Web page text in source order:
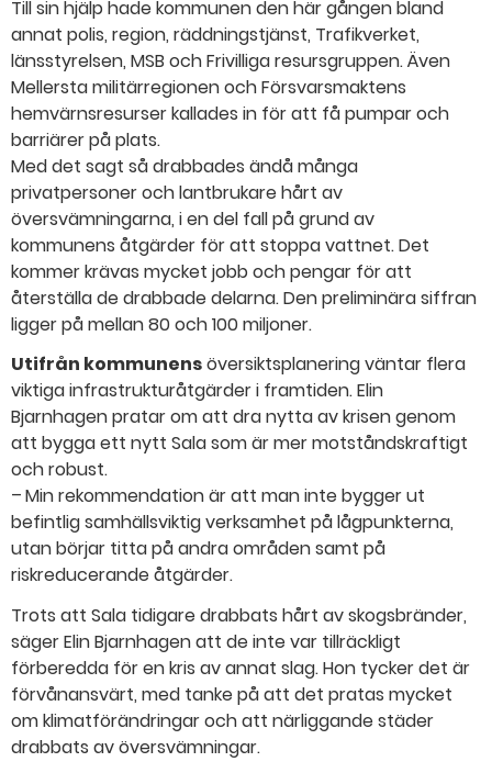
Till sin hjälp hade kommunen den här gången bland
annat polis, region, räddningstjänst, Trafikverket,
länsstyrelsen, MSB och Frivilliga resursgruppen. Även
Mellersta militärregionen och Försvarsmaktens
hemvärnsresurser kallades in för att få pumpar och
barriärer på plats.
Med det sagt så drabbades ändå många
privatpersoner och lantbrukare hårt av
översvämningarna, i en del fall på grund av
kommunens åtgärder för att stoppa vattnet. Det
kommer krävas mycket jobb och pengar för att
återställa de drabbade delarna. Den preliminära siffran
ligger på mellan 80 och 100 miljoner.
Utifrån kommunensöversiktsplanering väntar flera
viktiga infrastrukturåtgärder i framtiden. Elin
Bjarnhagen pratar om att dra nytta av krisen genom
att bygga ett nytt Sala som är mer motståndskraftigt
och robust.
– Min rekommendation är att man inte bygger ut
befintlig samhällsviktig verksamhet på lågpunkterna,
utan börjar titta på andra områden samt på
riskreducerande åtgärder.
Trots att Sala tidigare drabbats hårt av skogsbränder,
säger Elin Bjarnhagen att de inte var tillräckligt
förberedda för en kris av annat slag. Hon tycker det är
förvånansvärt, med tanke på att det pratas mycket
om klimatförändringar och att närliggande städer
drabbats av översvämningar.